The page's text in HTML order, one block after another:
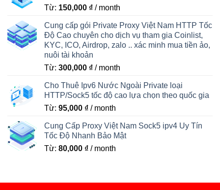
Từ: 150,000 ₫ / month
Cung cấp gói Private Proxy Việt Nam HTTP Tốc
Độ Cao chuyên cho dịch vụ tham gia Coinlist,
KYC, ICO, Airdrop, zalo .. xác minh mua tiền ảo,
nuôi tài khoản
Từ: 300,000 ₫ / month
Cho Thuê Ipv6 Nước Ngoài Private loại
HTTP/Sock5 tốc độ cao lựa chọn theo quốc gia
Từ: 95,000 ₫ / month
Cung Cấp Proxy Việt Nam Sock5 ipv4 Uy Tín
Tốc Độ Nhanh Bảo Mật
Từ: 80,000 ₫ / month